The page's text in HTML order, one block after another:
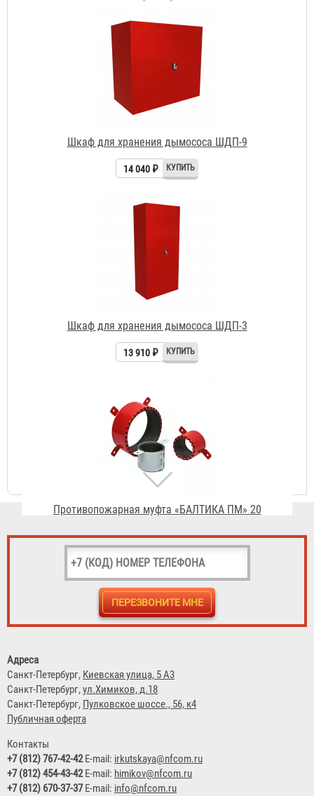
Шкаф для хранения дымососа ШДП-9
Шкаф для хранения дымососа ШДП-3
13 910 ₽
Противопожарная муфта «БАЛТИКА ПМ» 20
95 ₽
Полка для СИЗОД
393 ₽
Адреса
Санкт-Петербург, Киевская улица, 5 А3
Санкт-Петербург,ул.Химиков, д.18
Санкт-Петербург, Пулковское шоссе., 56, к4
Публичная оферта
Контакты
+7 (812) 767-42-42E-mail: irkutskaya@nfcom.ru
+7 (812) 454-43-42E-mail: himikov@nfcom.ru
+7 (812) 670-37-37E-mail: info@nfcom.ru